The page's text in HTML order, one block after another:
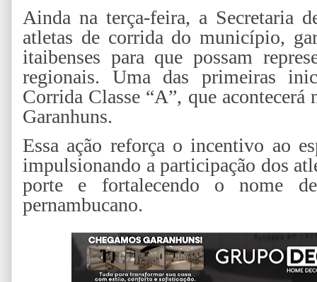
Ainda na terça-feira, a Secretaria
atletas de corrida do município,
itaibenses para que possam
regionais. Uma das primeiras
Corrida Classe “A”, que
Garanhuns.
Essa ação reforça o incentivo ao
impulsionando a participação dos
porte e fortalecendo o nome
pernambucano.